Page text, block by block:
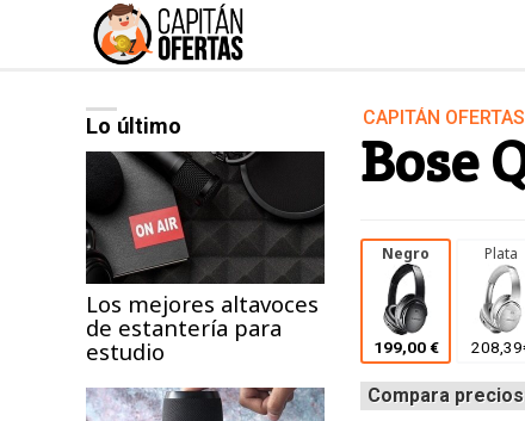
Audio y Música
Jardín
Moda ella
Ordenadores
Videojuegos
Lo último
Los mejores altavoces
de estantería para
estudio
CAPITÁN OFERTAS
Bose
Negro
199,00 €
Plata
Compara